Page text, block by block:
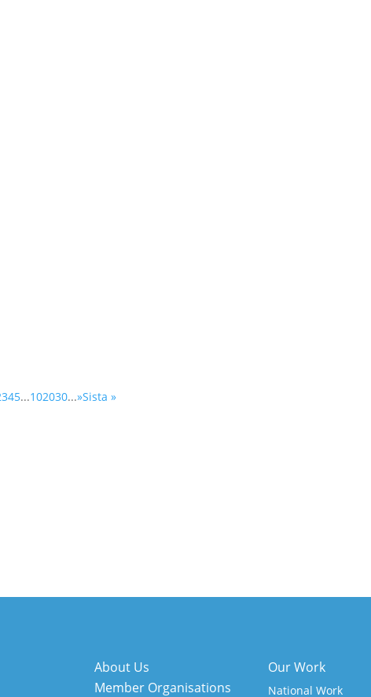
345...102030...»Sista »
About Us
Member Organisations
Our Work
National Work